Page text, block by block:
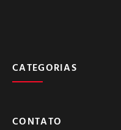
CATEGORIAS
CONTATO